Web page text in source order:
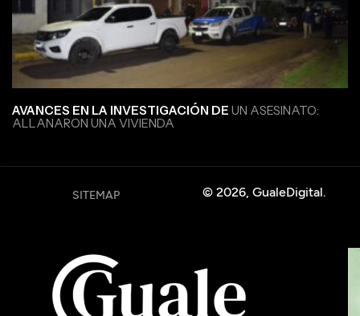
AVANCES EN LA INVESTIGACIÓN DE UN ASESINATO:
ALLANARON UNA VIVIENDA
© 2026, GualeDigital.
SITEMAP